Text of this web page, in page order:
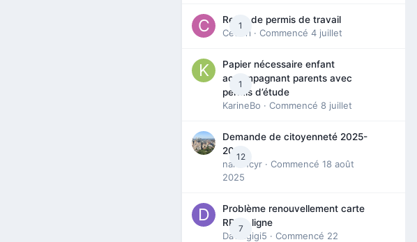
1
Refus de permis de travail
Cedbri · Commencé 4 juillet
1
Papier nécessaire enfant
accompagnant parents avec
permis d’étude
KarineBo · Commencé 8 juillet
12
Demande de citoyenneté 2025-
2026
nanancyr · Commencé 18 août
2025
7
Problème renouvellement carte
RP en ligne
Davidgigi5 · Commencé 22